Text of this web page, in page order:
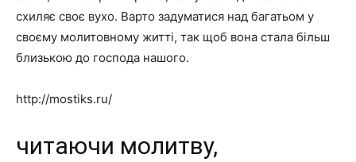
схиляє своє вухо. Варто задуматися над багатьом у
своєму молитовному житті, так щоб вона стала більш
близькою до господа нашого.
http://mostiks.ru/
читаючи молитву,